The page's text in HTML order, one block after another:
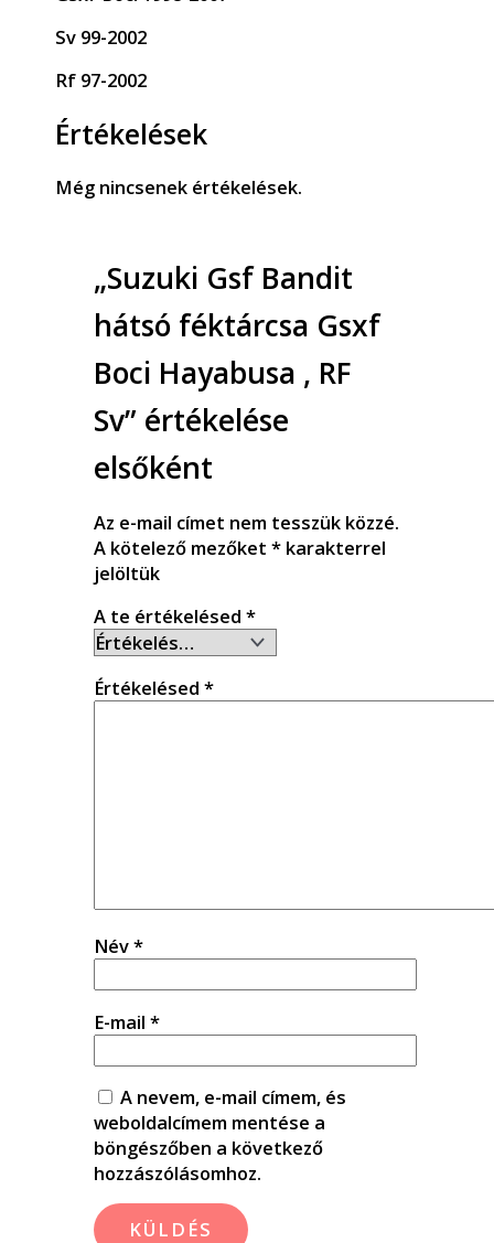
Sv 99-2002
Rf 97-2002
Értékelések
Még nincsenek értékelések.
„Suzuki Gsf Bandit
hátsó féktárcsa Gsxf
Boci Hayabusa , RF
Sv” értékelése
elsőként
Az e-mail címet nem tesszük közzé.
A kötelező mezőket *karakterrel
jelöltük
A te értékelésed *
Értékelésed *
Név*
E-mail *
A nevem, e-mail címem, és
weboldalcímem mentése a
böngészőben a következő
hozzászólásomhoz.